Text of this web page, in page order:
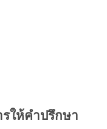
ให้คำปรึกษา